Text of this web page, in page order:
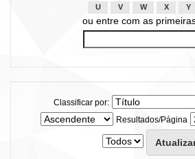
U
V W X Y
ou entre com as
Classificar por:
Resultados/Página